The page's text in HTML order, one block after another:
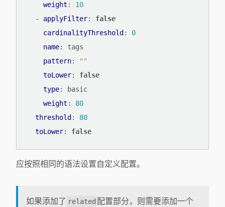
weight :
10
- applyFilter:
false
cardinalityThreshold :
0
name:
tags
pattern:
""
toLower:
false
type:
basic
weight :
80
threshold :
80
toLower: false
应按照相同的语法设置自定义配置。
如果添加了 related 配置部分，则需要添加一个